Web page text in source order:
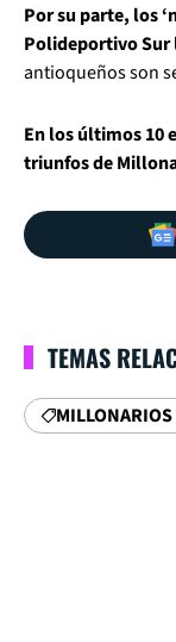
Por su parte, los
Polideportivo Sur
antioqueños son
En los últimos 10
triunfos de
TEMAS